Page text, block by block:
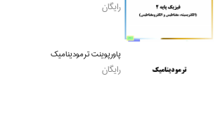
رایگان
پاورپوینت ترمودینامیک
رایگان